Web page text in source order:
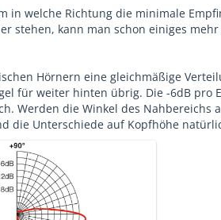
in welche Richtung die minimale
stehen, kann man schon einiges
Hörnern eine gleichmäßige
für weiter hinten übrig. Die -6dB pro
Werden die Winkel des Nahbereichs
die Unterschiede auf Kopfhöhe